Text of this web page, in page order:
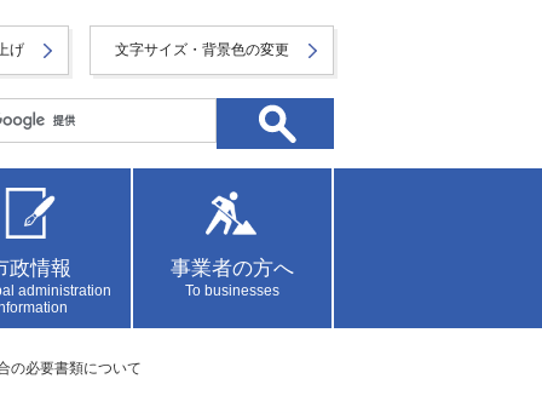
げ 文字サイズ・背景色の変更
政情報
administration
事業者の方へ
To businesses
の必要書類について